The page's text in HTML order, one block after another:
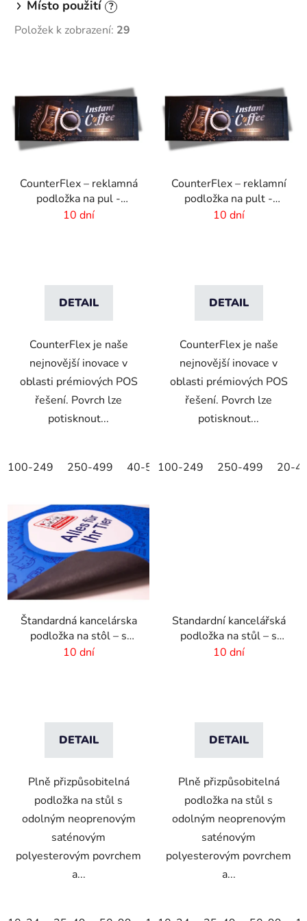
Místo použití ?
Položek k zobrazení: 29
p
CounterFlex – reklamná
podložka na pul -
340x550 mm
10 dní
DETAIL
CounterFlex je naše
nejnovější inovace v
oblasti prémiových POS
řešení. Povrch lze
potisknout...
100-249 250-499 40-59 60-79 80-99 20-39
CounterFlex – reklamní
podložka na pult -
200x550 mm
10 dní
DETAIL
CounterFlex je naše
nejnovější inovace v
oblasti prémiových POS
řešení. Povrch lze
potisknout...
100-249 250-499 20-
Štandardná kancelárska
podložka na stôl – s
vlastnou potlačou –
10 dní
DETAIL
Plně přizpůsobitelná
podložka na stůl s
odolným neoprenovým
saténovým
polyesterovým povrchem
a...
Standardní kancelářská
podložka na stůl – s
vlastním potiskem –
10 dní
DETAIL
Plně přizpůsobitelná
podložka na stůl s
odolným neoprenovým
saténovým
polyesterovým povrchem
a...